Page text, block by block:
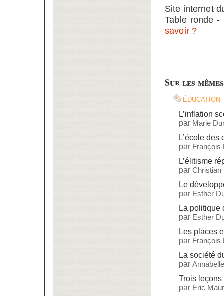
Site internet
Table ronde -
savoir ?
Sur les
éducation
L’inflation
par Marie
L’école des
par François
L’élitisme
par Christian
Le
par Esther
La politique
par Esther
Les places
par François
La société
par
Trois leçons
par Eric